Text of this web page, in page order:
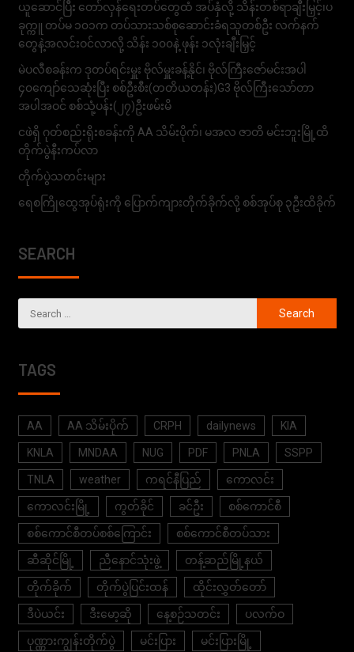
ယူဆောင်ပြီး တော်လှန်ရေးတပ်တွေထံ အပ်နှံလို့ သိန်းတစ်ရာချီးမြှင့်၊ပ
ခုက္ကူ တပ်မ ၁၀၁က တပ်သားသစ်စုဆောင်းခံရသူတစ်ဦး လက်နက်
တွေနဲ့အလင်းဝင်လာလို့ သိန်း ၁၀၀နဲ့ ဖုန်း ၁လုံးချီးမြှင့်
မဲပလီစခန်းက ဒုတပ်ရင်းမှူး ဗိုလ်မှူးခန့်နိုင်၊ ဗိုလ်ကြီးဇော်မင်းအပါ
၄၀ကျော်သေဆုံးပြီး စစ်ဦးစီး(တတိယတန်း)G3 ဗိုလ်ကြီးသော်တာ
အပါအဝင် စစ်သုံ့ပန်း(၂၇)ဦးဖမ်းမိ
ငဖဲရှိ ဂုတ်စည်းရိုးစခန်းကို AA သိမ်းပိုက်၊ မအလ ဇာတိ မင်းဘူးမြို့ထိ
တိုက်ပွဲနီးကပ်လာ
တိုက်ပွဲသတင်းများ
ရေစကြိုထွေအုပ်ရုံးကို ပြောက်ကျားတိုက်ခိုက်လို့ စစ်အုပ်စု ၃ဦးထိခိုက်
SEARCH
TAGS
AA AA သိမ်းပိုက် CRPH dailynews KIA
KNLA MNDAA NUG PDF PNLA SSPP
TNLA weather ကရင်နီပြည် ကောလင်း
ကောလင်းမြို့ ကွတ်ခိုင် ခင်ဦး စစ်ကောင်စီ
စစ်ကောင်စီတပ်စစ်ကြောင်း စစ်ကောင်စီတပ်သား
ဆီဆိုင်မြို့ ညီနောင်သုံးဖွဲ့ တန့်ဆည်မြို့နယ်
တိုက်ခိုက် တိုက်ပွဲပြင်းထန် ထိုင်းလွှတ်တော်
ဒီပဲယင်း ဒီးမော့ဆို နေ့စဉ်သတင်း ပလက်ဝ
ပုဏ္ဏားကျွန်းတိုက်ပွဲ မင်းပြား မင်းပြားမြို့